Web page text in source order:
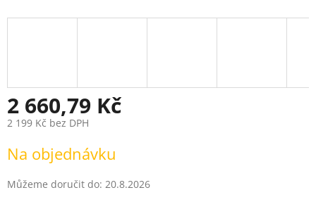
2 660,79 Kč
2 199 Kč bez DPH
cena:
Na objednávku
Můžeme doručit do: 20.8.2026